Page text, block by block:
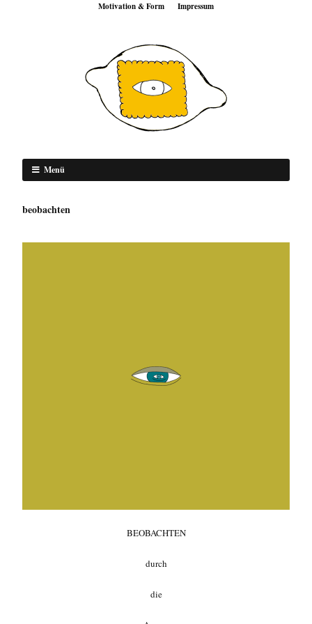
Motivation & Form Impressum
Menü
beobachten
BEOBACHTEN
durch
die